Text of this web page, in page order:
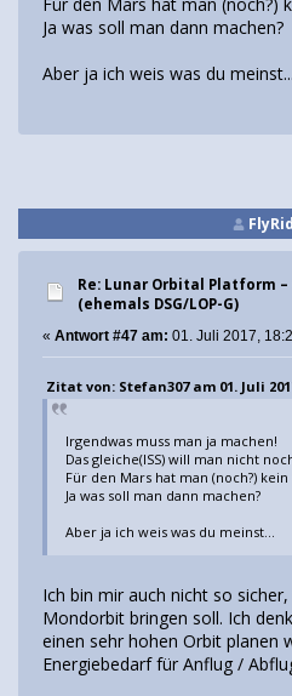
Für den Mars hat man (noch?)
Ja was soll man dann machen?
Aber ja ich weis was du meinst...
Re: Lunar Orbital Platform –
(ehemals DSG/LOP-G)
« Antwort #47 am: 01. Juli 2017,
Zitat von: Stefan307 am 01. Juli
Irgendwas muss man ja machen!
Das gleiche(ISS) will man nicht
Für den Mars hat man (noch?) kein
Ja was soll man dann machen?
Aber ja ich weis was du meinst...
Ich bin mir auch nicht so
Mondorbit bringen soll. Ich
einen sehr hohen Orbit planen
Energiebedarf für Anflug /